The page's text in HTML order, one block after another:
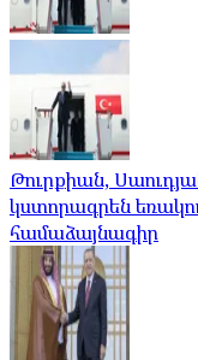
Թուրքիան,
կստորագրեն
համաձայնագիր